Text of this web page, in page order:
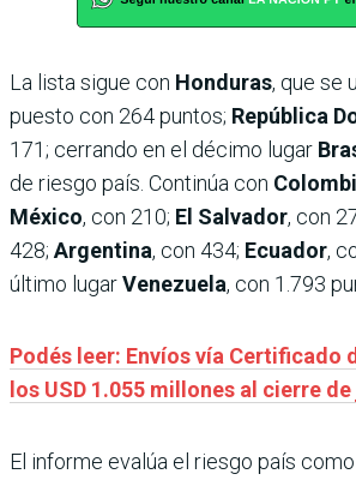
La lista sigue con Honduras, que se
puesto con 264 puntos; República
171; cerrando en el décimo lugar
de riesgo país. Continúa con
México, con 210; El Salvador, con
428; Argentina, con 434; Ecuador,
último lugarVenezuela, con 1.793
Podés leer: Envíos vía Certificado
los USD 1.055 millones al cierre
El informe evalúa el riesgo país